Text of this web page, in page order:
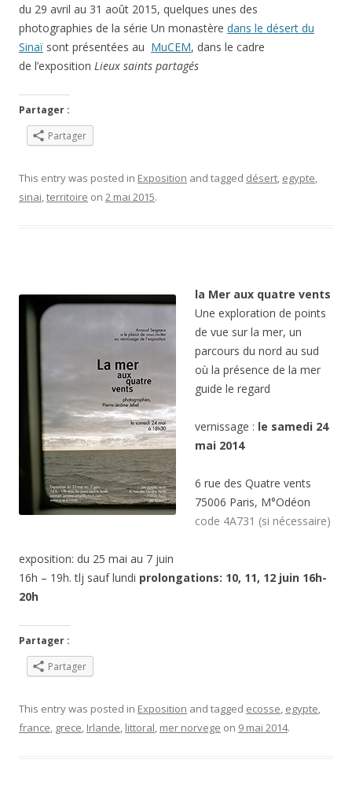
du 29 avril au 31 août 2015, quelques unes des
photographies de la série Un monastère dans le désert du
Sinaï sont présentées au MuCEM, dans le cadre
de l’exposition Lieux saints partagés
Partager :
Partager
This entry was posted in Exposition and tagged désert, egypte,
sinai,territoire on 2 mai 2015.
la Mer aux quatre vents
Une exploration de points
de vue sur la mer, un
parcours du nord au sud
où la présence de la mer
guide le regard
vernissage : le samedi 24
mai 2014
6 rue des Quatre vents
75006 Paris, M°Odéon
code 4A731 (si nécessaire)
exposition: du 25 mai au 7 juin
16h – 19h. tlj sauf lundi prolongations: 10, 11, 12 juin 16h-
20h
Partager :
Partager
This entry was posted in Exposition and tagged ecosse, egypte,
france, grece, Irlande, littoral, mer norvege on 9 mai 2014.